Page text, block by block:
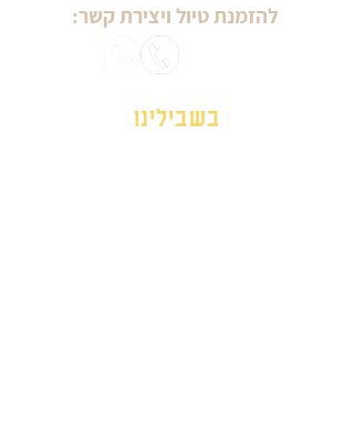
להזמנת טיול ויצירת קשר:
בשבילינו